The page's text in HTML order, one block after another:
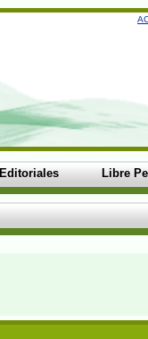
Editoriales Libre